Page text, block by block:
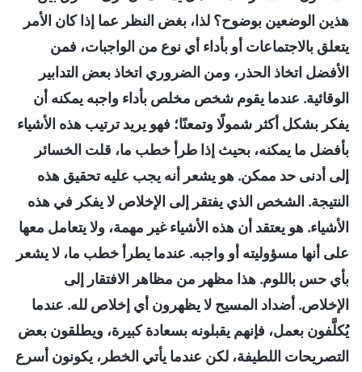
هذين الوضعين بوضوح؟ لذا، بغض النظر عما إذا كان الأمر
يتعلق بالاجتماعات أو بأداء أي نوع من الواجبات، فمن
الأفضل اتخاذ الحذر، ومن الضروري اتخاذ بعض التدابير
الوقائية. عندما يقوم شخص مخلص بأداء واجبه يمكنه أن
يفكر بشكل أكثر شمولًا وتمعنًا؛ فهو يريد ترتيب هذه الأشياء
بأفضل ما يمكنه، بحيث إذا طرأ خطب ما، قلت الخسائر
إلى أدنى حد ممكن. هو يشعر أنه يجب عليه تحقيق هذه
النتيجة. الشخص الذي يفتقر إلى الإخلاص لا يفكر في هذه
الأشياء. هو يعتقد أن هذه الأشياء غير مهمة، ولا يتعامل معها
على أنها مسؤوليته أو واجبه. عندما يطرأ خطب ما، لا يشعر
بأي حس باللوم. هذا مظهر من مظاهر الافتقار إلى
الإخلاص. أضداد المسيح لا يظهرون أي إخلاص لله. عندما
يُكلَّفون بعمل، فإنهم يقبلونه بسعادة كبيرة، ويطلقون بعض
التصريحات اللطيفة، لكن عندما يأتي الخطر، يكونون أسرع